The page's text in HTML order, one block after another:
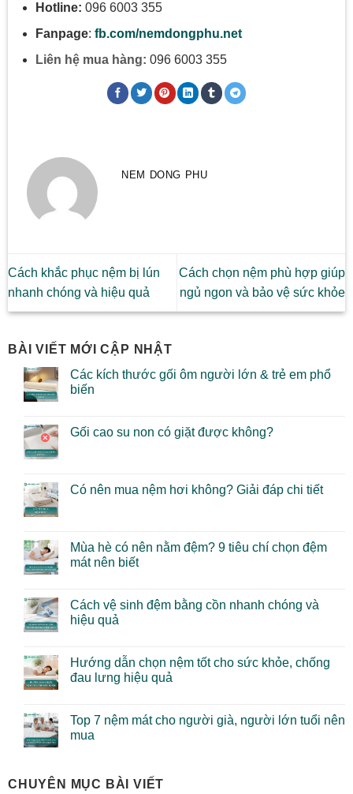
Hotline: 096 6003 355
Fanpage: fb.com/nemdongphu.net
Liên hệ mua hàng: 096 6003 355
NEM DONG PHU
Cách khắc phục nệm bị lún
nhanh chóng và hiệu quả
Cách chọn nệm phù hợp giúp
ngủ ngon và bảo vệ sức khỏe
BÀI VIẾT MỚI CẬP NHẬT
Các kích thước gối ôm người lớn & trẻ em phổ
biến
Gối cao su non có giặt được không?
Có nên mua nệm hơi không? Giải đáp chi tiết
Mùa hè có nên nằm đệm? 9 tiêu chí chọn đệm
mát nên biết
Cách vệ sinh đệm bằng cồn nhanh chóng và
hiệu quả
Hướng dẫn chọn nệm tốt cho sức khỏe, chống
đau lưng hiệu quả
Top 7 nệm mát cho người già, người lớn tuổi nên
mua
CHUYÊN MỤC BÀI VIẾT